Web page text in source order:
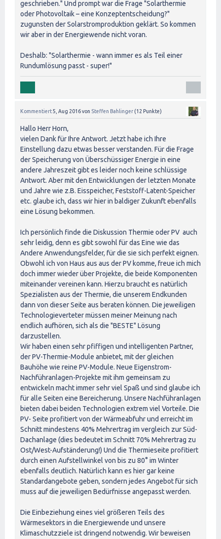
geschrieben." Und prompt war die Frage "Solarthermie
oder Photovoltaik – eine Konzeptentscheidung?"
zugunsten der Solarstromproduktion geklärt. So kommen
wir aber in der Energiewende nicht voran.
Deshalb: "Solarthermie - wann immer es als Teil einer
Rundumlösung passt - super!"
Kommentiert5, Aug 2016von Steffen Bahlinger (12 Punkte)
Hallo Herr Horn,
vielen Dank für Ihre Antwort. Jetzt habe ich Ihre
Einstellung dazu etwas besser verstanden. Für die Frage
der Speicherung von Überschüssiger Energie in eine
andere Jahreszeit gibt es leider noch keine schlüssige
Antwort. Aber mit den Entwicklungen der letzten Monate
und Jahre wie z.B. Eisspeicher, Feststoff-Latent-Speicher
etc. glaube ich, dass wir hier in baldiger Zukunft ebenfalls
eine Lösung bekommen.
Ich persönlich finde die Diskussion Thermie oder PV auch
sehr leidig, denn es gibt sowohl für das Eine wie das
Andere Anwendungsfelder, für die sie sich perfekt eignen.
Obwohl ich von Haus aus aus der PV komme, freue ich mich
doch immer wieder über Projekte, die beide Komponenten
miteinander vereinen kann. Hierzu braucht es natürlich
Spezialisten aus der Thermie, die unserem Endkunden
dann von dieser Seite aus beraten können. Die jeweiligen
Technologieverteter müssen meiner Meinung nach
endlich aufhören, sich als die "BESTE" Lösung
darzustellen.
Wir haben einen sehr pfiffigen und intelligenten Partner,
der PV-Thermie-Module anbietet, mit der gleichen
Bauhöhe wie reine PV-Module. Neue Eigenstrom-
Nachführanlagen-Projekte mit ihm gemeinsam zu
entwickeln macht immer sehr viel Spaß und sind glaube ich
für alle Seiten eine Bereicherung. Unsere Nachführanlagen
bieten dabei beiden Technologien extrem viel Vorteile. Die
PV- Seite profitiert von der Wärmeabfuhr und erreicht im
Schnitt mindestens 40% Mehrertrag im vergleich zur Süd-
Dachanlage (dies bedeutet im Schnitt 70% Mehrertrag zu
Ost/West-Aufständerung!) Und die Thermieseite profitiert
durch einen Aufstellwinkel von bis zu 80° im Winter
ebenfalls deutlich. Natürlich kann es hier gar keine
Standardangebote geben, sondern jedes Angebot für sich
muss auf die jeweiligen Bedürfnisse angepasst werden.
Die Einbeziehung eines viel größeren Teils des
Wärmesektors in die Energiewende und unsere
Klimaschutzziele ist dringend notwendig. Wir beweisen